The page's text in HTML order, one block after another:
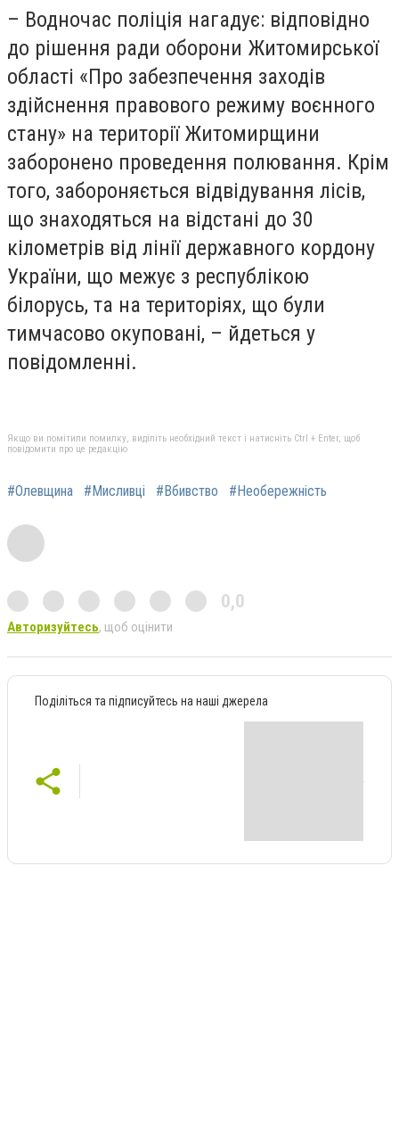
– Водночас поліція нагадує: відповідно
до рішення ради оборони Житомирської
області «Про забезпечення заходів
здійснення правового режиму воєнного
стану» на території Житомирщини
заборонено проведення полювання. Крім
того, забороняється відвідування лісів,
що знаходяться на відстані до 30
кілометрів від лінії державного кордону
України, що межує з республікою
білорусь, та на територіях, що були
тимчасово окуповані, – йдеться у
повідомленні.
Якщо ви помітили помилку, виділіть необхідний текст і натисніть Ctrl + Enter, щоб
повідомити про це редакцію
#Олевщина #Мисливці #Вбивство #Необережність
0,0
Авторизуйтесь, щоб оцінити
Поділіться та підписуйтесь на наші джерела